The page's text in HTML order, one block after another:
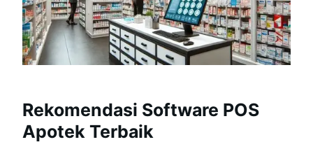
Rekomendasi Software POS
Apotek Terbaik